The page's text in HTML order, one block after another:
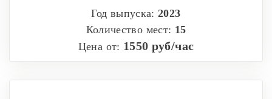
Год выпуска:2023
Количество мест: 15
Цена от: 1550 руб/час